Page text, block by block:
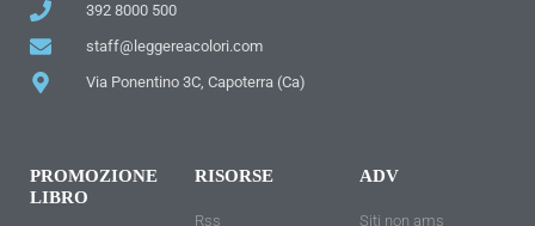
392 8000 500
staff@leggereacolori.com
Via Ponentino 3C, Capoterra (Ca)
PROMOZIONE
LIBRO
RISORSE
Rss
ADV
Siti non ams